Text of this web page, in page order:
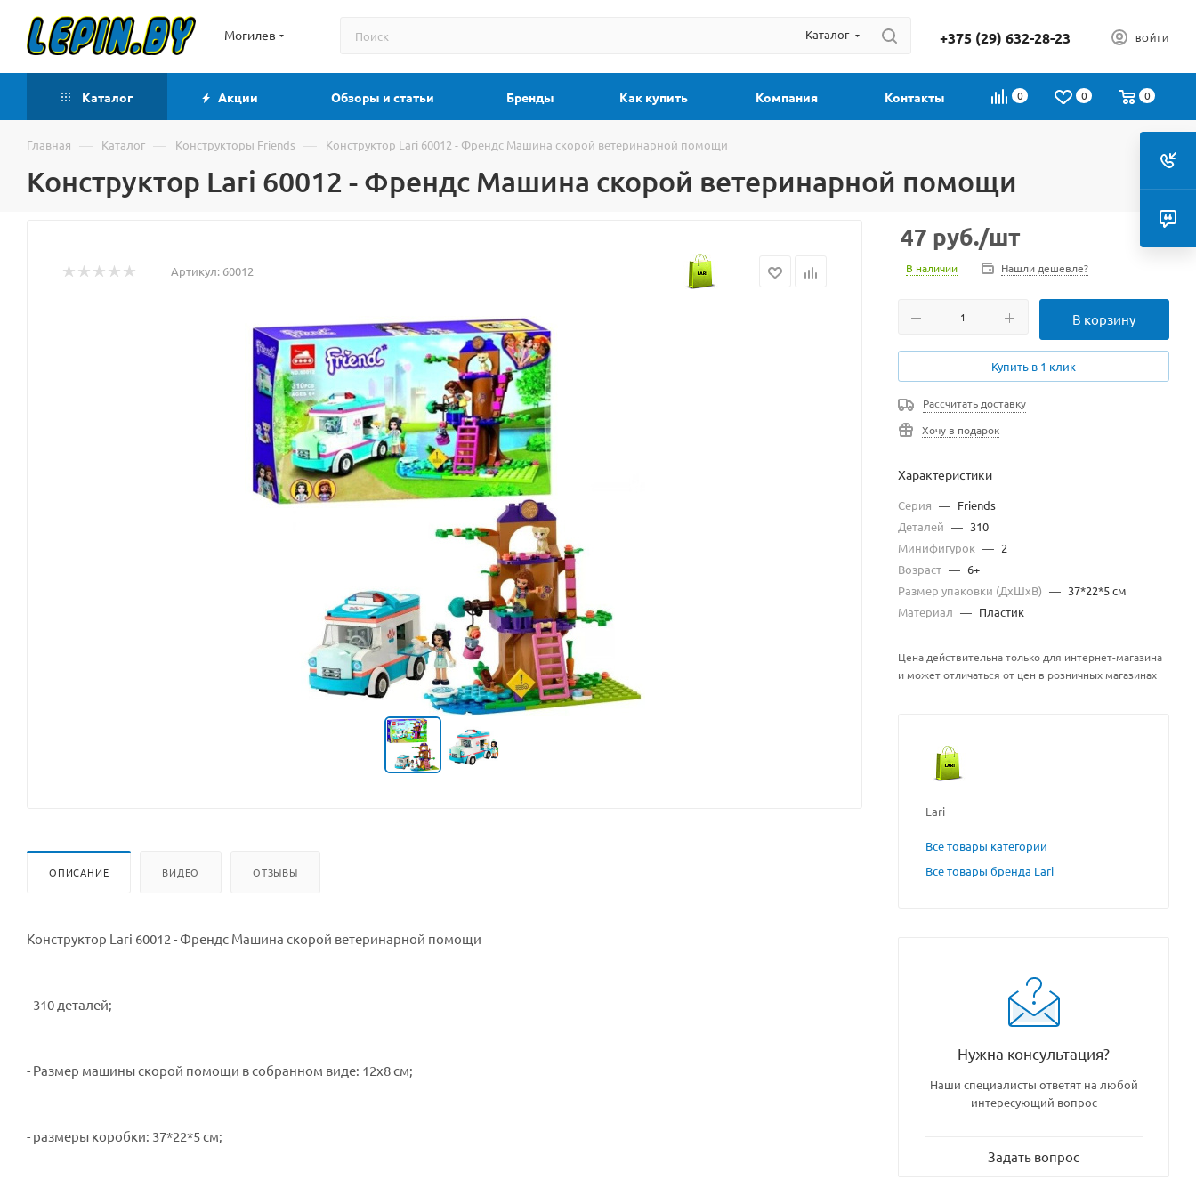
Могилев Каталог +375 (29) 632-28-23 ВОЙТИ
0 0 0
Каталог Акции Обзоры и статьи Бренды Как купить Компания Контакты
Главная — Каталог — Конструкторы Friends — Конструктор Lari 60012 - Френдс Машина скорой ветеринарной помощи
Конструктор Lari 60012 - Френдс Машина скорой ветеринарной помощи
Артикул: 60012
ОПИСАНИЕ ВИДЕО ОТЗЫВЫ
Конструктор Lari 60012 - Френдс Машина скорой ветеринарной помощи
- 310 деталей;
- Размер машины скорой помощи в собранном виде: 12х8 см;
- размеры коробки: 37*22*5 см;
47 руб./шт
В наличии Нашли дешевле?
В корзину
Купить в 1 клик
Рассчитать доставку
Хочу в подарок
Характеристики
Серия — Friends
Деталей — 310
Минифигурок — 2
Возраст — 6+
Размер упаковки (ДхШхВ) — 37*22*5 см
Материал — Пластик
Цена действительна только для интернет-магазина
и может отличаться от цен в розничных магазинах
Lari
Все товары категории
Все товары бренда Lari
Нужна консультация?
Наши специалисты ответят на любой
интересующий вопрос
Задать вопрос